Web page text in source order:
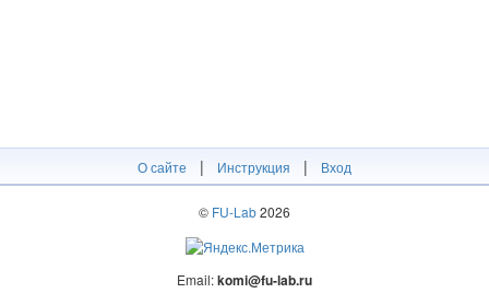
О сайте | Инструкция | Вход
© FU-Lab2026
Email:komi@fu-lab.ru